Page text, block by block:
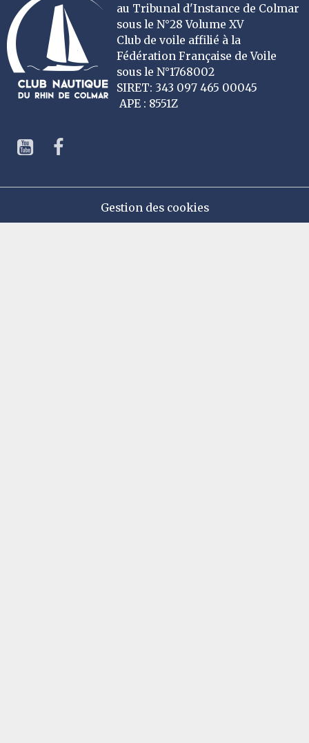
au Tribunal d'Instance de Colmar
sous le N°28 Volume XV
Club de voile affilié à la
Fédération Française de Voile
sous le N°1768002
SIRET: 343 097 465 00045
APE : 8551Z
Gestion des cookies